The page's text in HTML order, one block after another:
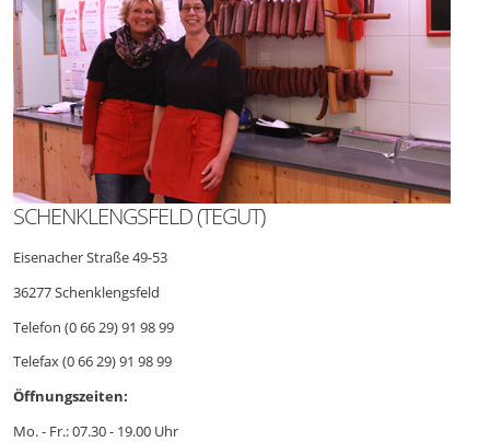
SCHENKLENGSFELD (TEGUT)
Eisenacher Straße 49-53
36277 Schenklengsfeld
Telefon (0 66 29) 91 98 99
Telefax (0 66 29) 91 98 99
Öffnungszeiten:
Mo. - Fr.: 07.30 - 19.00 Uhr